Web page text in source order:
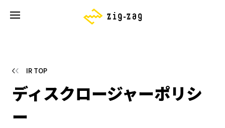
IR TOP
ディスクロージャーポリシ
ー